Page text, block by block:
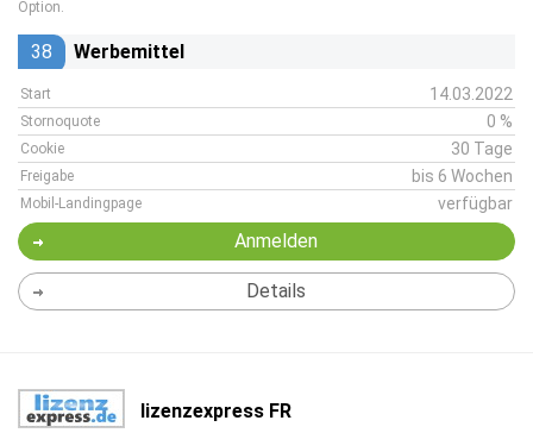
Option.
38 Werbemittel
Start 14.03.2022
Stornoquote 0 %
Cookie 30 Tage
Freigabe bis 6 Wochen
Mobil-Landingpage verfügbar
Anmelden
Details
lizenzexpress FR